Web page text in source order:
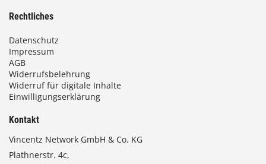
Rechtliches
Datenschutz
Impressum
AGB
Widerrufsbelehrung
Widerruf für digitale Inhalte
Einwilligungserklärung
Kontakt
Vincentz Network GmbH & Co. KG
Plathnerstr. 4c,